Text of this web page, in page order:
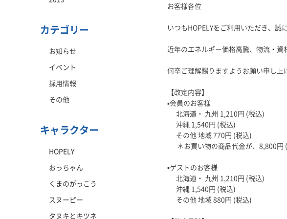
お客様各位
いつもHOPELYをご利用いただき、誠
近年のエネルギー価格高騰、物流・資
何卒ご理解賜りますようお願い申し上
【改定内容】
▪️会員のお客様
北海道・ 九州 1,210円 (税込)
沖縄 1,540円 (税込)
その他 地域 770円 (税込)
＊お買い物の商品代金が、8,800円
▪️ゲストのお客様
北海道・ 九州 1,210円 (税込)
沖縄 1,540円 (税込)
その他 地域 880円 (税込)
カテゴリー
お知らせ
イベント
採用情報
その他
キャラクター
HOPELY
おっちゃん
くまのがっこう
スヌーピー
タヌキとキツネ